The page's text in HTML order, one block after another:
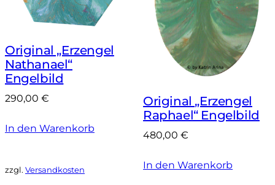
Original „Erzengel
Nathanael“
Engelbild
290,00 €
In den Warenkorb
zzgl. Versandkosten
Original „Erzengel
Raphael“ Engelbild
480,00€
In den Warenkorb